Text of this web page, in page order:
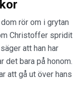
rör om i grytan
Christoffer spridit
att han har
det bara på honom.
att gå ut över hans